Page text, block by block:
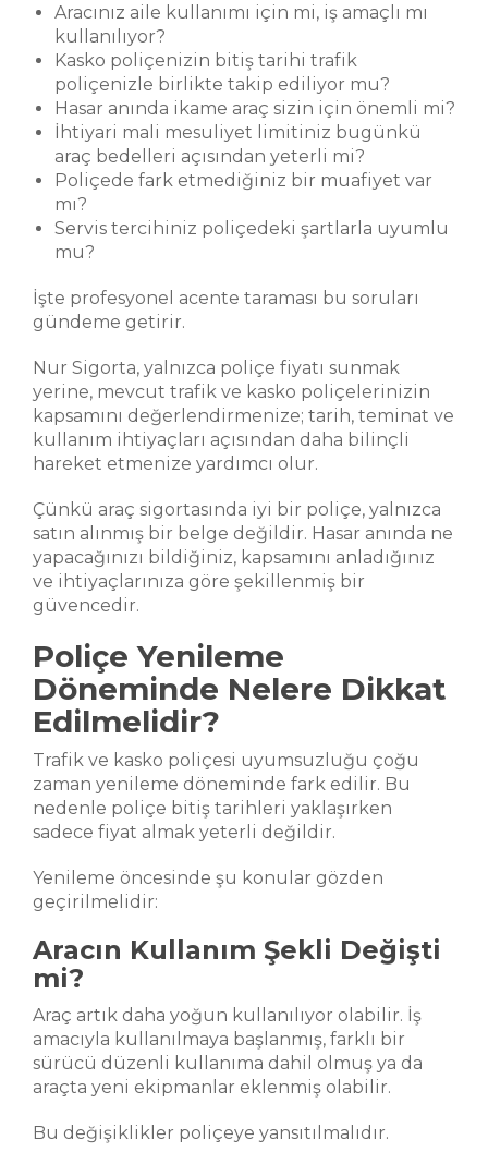
Aracınız aile kullanımı için mi, iş amaçlı mı
kullanılıyor?
Kasko poliçenizin bitiş tarihi trafik
poliçenizle birlikte takip ediliyor mu?
Hasar anında ikame araç sizin için önemli mi?
İhtiyari mali mesuliyet limitiniz bugünkü
araç bedelleri açısından yeterli mi?
Poliçede fark etmediğiniz bir muafiyet var
mı?
Servis tercihiniz poliçedeki şartlarla uyumlu
mu?
İşte profesyonel acente taraması bu soruları
gündeme getirir.
Nur Sigorta, yalnızca poliçe fiyatı sunmak
yerine, mevcut trafik ve kasko poliçelerinizin
kapsamını değerlendirmenize; tarih, teminat ve
kullanım ihtiyaçları açısından daha bilinçli
hareket etmenize yardımcı olur.
Çünkü araç sigortasında iyi bir poliçe, yalnızca
satın alınmış bir belge değildir. Hasar anında ne
yapacağınızı bildiğiniz, kapsamını anladığınız
ve ihtiyaçlarınıza göre şekillenmiş bir
güvencedir.
Poliçe Yenileme
Döneminde Nelere Dikkat
Edilmelidir?
Trafik ve kasko poliçesi uyumsuzluğu çoğu
zaman yenileme döneminde fark edilir. Bu
nedenle poliçe bitiş tarihleri yaklaşırken
sadece fiyat almak yeterli değildir.
Yenileme öncesinde şu konular gözden
geçirilmelidir:
Aracın Kullanım Şekli Değişti
mi?
Araç artık daha yoğun kullanılıyor olabilir. İş
amacıyla kullanılmaya başlanmış, farklı bir
sürücü düzenli kullanıma dahil olmuş ya da
araçta yeni ekipmanlar eklenmiş olabilir.
Bu değişiklikler poliçeye yansıtılmalıdır.